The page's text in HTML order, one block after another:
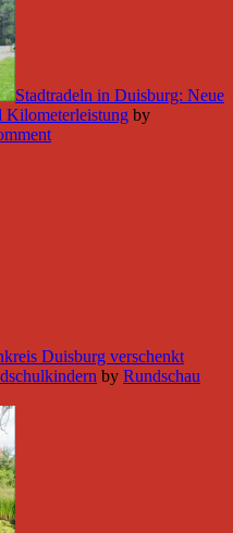
Stadtradeln in Duisburg: Neue
Kilometerleistung by
Duisburg verschenkt
by Rundschau